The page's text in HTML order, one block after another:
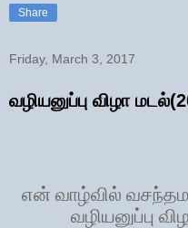
Share
Friday, March 3, 2017
வழியனுப்பு விழா
என் வாழ்வில்
வழியனுப்பு